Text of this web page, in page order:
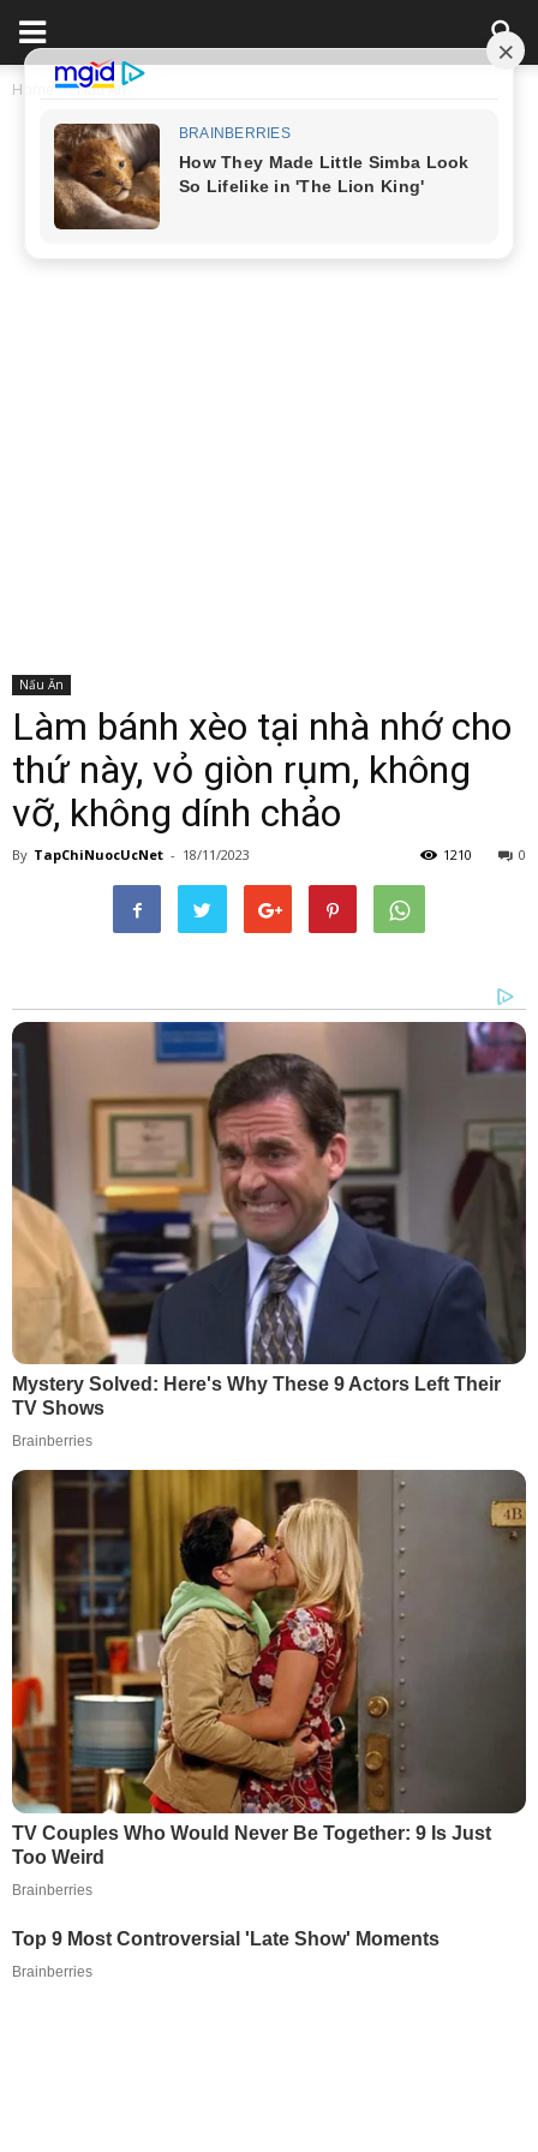
Home Nấu Ăn
Nấu Ăn
Làm bánh xèo tại nhà nhớ cho
thứ này, vỏ giòn rụm, không
vỡ, không dính chảo
By TapChiNuocUcNet - 18/11/2023 0
1210